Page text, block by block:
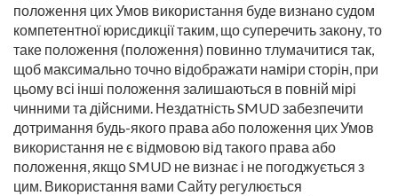
положення цих Умов використання буде визнано судом
компетентної юрисдикції таким, що суперечить закону, то
таке положення (положення) повинно тлумачитися так,
щоб максимально точно відображати наміри сторін, при
цьому всі інші положення залишаються в повній мірі
чинними та дійсними. Нездатність SMUD забезпечити
дотримання будь-якого права або положення цих Умов
використання не є відмовою від такого права або
положення, якщо SMUD не визнає і не погоджується з
цим. Використання вами Сайту регулюється